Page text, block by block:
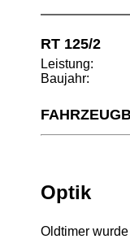
RT 125/2
Leistung:
Baujahr:
Optik
Oldtimer